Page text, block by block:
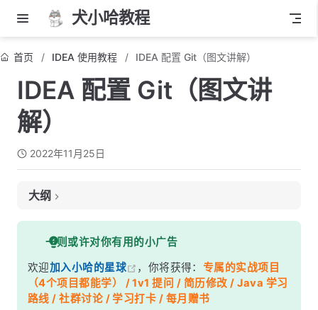
犬小哈教程
首页 IDEA 使用教程 IDEA 配置 Git（图文讲解）
IDEA 配置 Git（图文讲
解）
2022年11月25日
大纲
Git 简介
下载 Git 安装包
安装 Git
IDEA 配置 Git
一则或许对你有用的小广告
欢迎加入小哈的星球 ，你将获得： 专属的实战项目
（4个项目都能学） / 1v1 提问 / 简历修改 / Java 学习
路线 / 社群讨论 / 学习打卡 / 每月赠书